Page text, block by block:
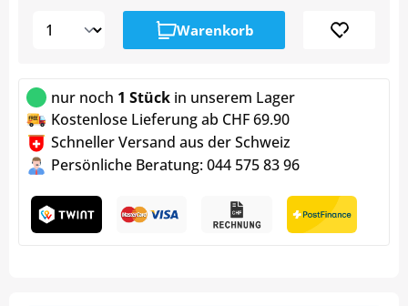
Warenkorb
nur noch 1 Stück in unserem Lager
Kostenlose Lieferung ab CHF 69.90
Schneller Versand aus der Schweiz
Persönliche Beratung: 044 575 83 96